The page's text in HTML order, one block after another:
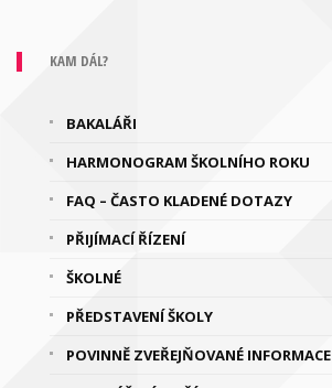
KAM DÁL?
BAKALÁŘI
HARMONOGRAM ŠKOLNÍHO ROKU
FAQ – ČASTO KLADENÉ DOTAZY
PŘIJÍMACÍ ŘÍZENÍ
ŠKOLNÉ
PŘEDSTAVENÍ ŠKOLY
POVINNĚ ZVEŘEJŇOVANÉ INFORMACE